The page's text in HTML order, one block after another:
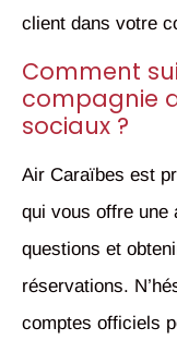
client dans votre
Comment
compagnie
sociaux ?
Air Caraïbes est
qui vous offre une
questions et
réservations.
comptes officiels